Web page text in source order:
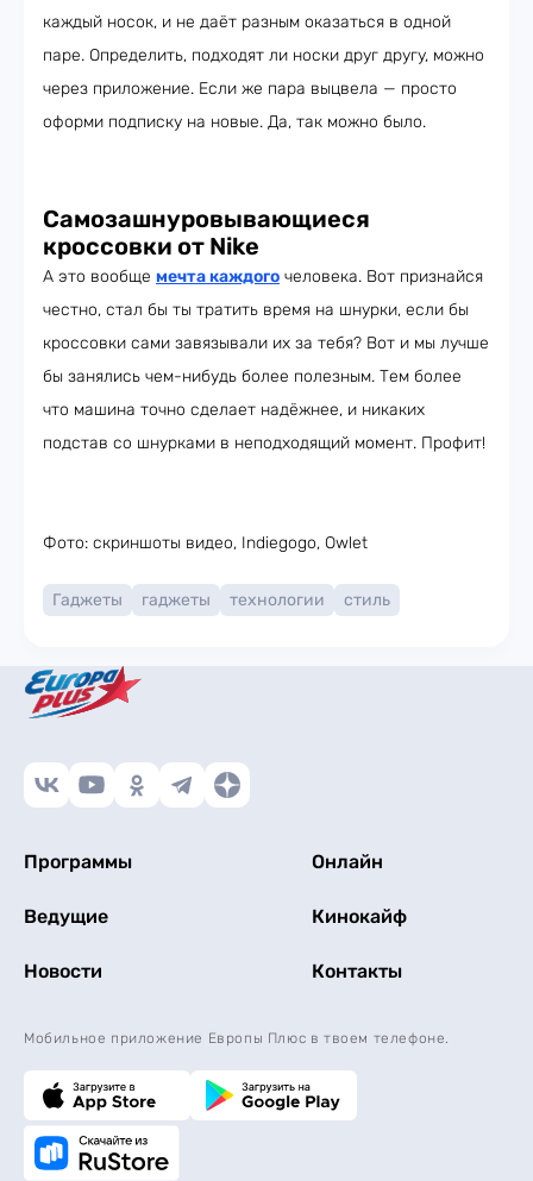
каждый носок, и не даёт разным оказаться в одной
паре. Определить, подходят ли носки друг другу, можно
через приложение. Если же пара выцвела — просто
оформи подписку на новые. Да, так можно было.
Самозашнуровывающиеся
кроссовки от Nike
А это вообще мечта каждого человека. Вот признайся
честно, стал бы ты тратить время на шнурки, если бы
кроссовки сами завязывали их за тебя? Вот и мы лучше
бы занялись чем-нибудь более полезным. Тем более
что машина точно сделает надёжнее, и никаких
подстав со шнурками в неподходящий момент. Профит!
Фото: скриншоты видео, Indiegogo, Owlet
Гаджеты гаджеты технологии стиль
Программы Онлайн
Ведущие Кинокайф
Новости Контакты
Мобильное приложение Европы Плюс в твоем телефоне.